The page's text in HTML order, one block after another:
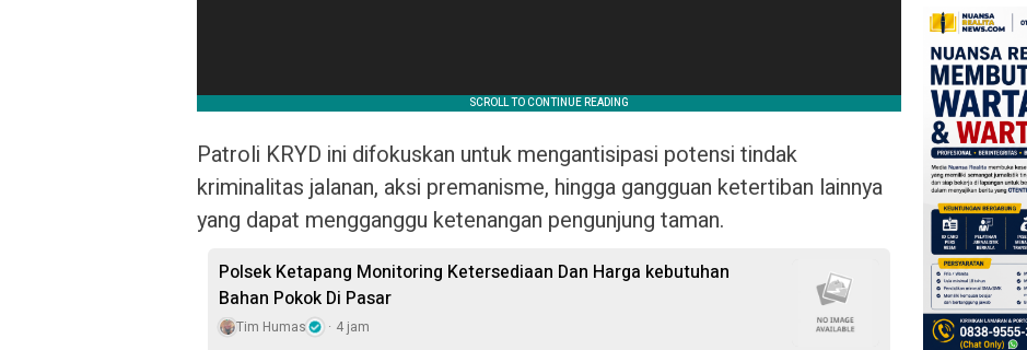
Patroli KRYD ini difokuskan untuk mengantisipasi potensi tindak
kriminalitas jalanan, aksi premanisme, hingga gangguan ketertiban lainnya
yang dapat mengganggu ketenangan pengunjung taman.
‎Polsek Ketapang Monitoring Ketersediaan Dan Harga kebutuhan
Bahan Pokok Di Pasar
Tim Humas 4 jam